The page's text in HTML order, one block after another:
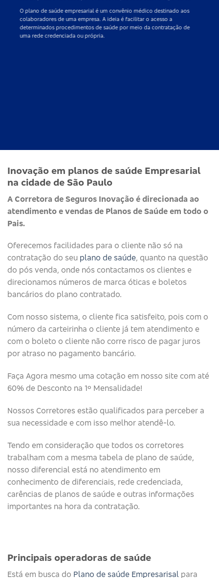
Oplano de saúde empresarialé um convênio médico destinado aos
colaboradores de uma empresa. A ideia é facilitar o acesso a
determinados procedimentos de saúde por meio da contratação de
uma rede credenciada ou própria.
Inovação em planos de saúde Empresarial
na cidade de São Paulo
A Corretora de Seguros Inovação é direcionada ao
atendimento e vendas de Planos de Saúde em todo o
Pais.
Oferecemos facilidades para o cliente não só na
contratação do seu plano de saúde, quanto na questão
do pós venda, onde nós contactamos os clientes e
direcionamos números de marca óticas e boletos
bancários do plano contratado.
Com nosso sistema, o cliente fica satisfeito, pois com o
número da carteirinha o cliente já tem atendimento e
com o boleto o cliente não corre risco de pagar juros
por atraso no pagamento bancário.
Faça Agora mesmo uma cotação em nosso site com até
60% de Desconto na 1º Mensalidade!
Nossos Corretores estão qualificados para perceber a
sua necessidade e com isso melhor atendê-lo.
Tendo em consideração que todos os corretores
trabalham com a mesma tabela de plano de saúde,
nosso diferencial está no atendimento em
conhecimento de diferenciais, rede credenciada,
carências de planos de saúde e outras informações
importantes na hora da contratação.
Principais operadoras de saúde​
Está em busca do Plano de saúde Empresarisal para